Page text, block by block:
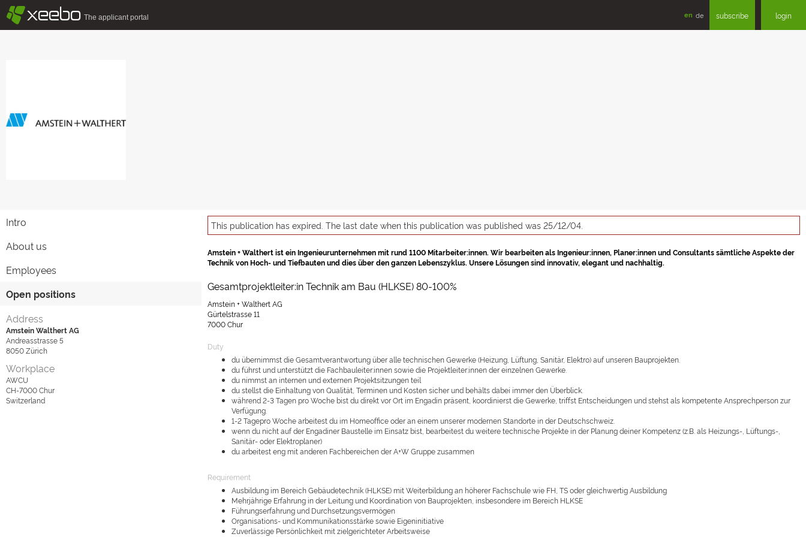
§xeebo The applicant portal en de subscribe login
Intro
About us
Employees
Open positions
Address
Amstein Walthert AG
Andreasstrasse 5
8050Zürich
Workplace
AWCU
CH-7000Chur
Switzerland
This publication has expired. The last date when this publication was published was 25/12/04.
Amstein + Walthert ist ein Ingenieurunternehmen mit rund 1100 Mitarbeiter:innen. Wir bearbeiten als Ingenieur:innen, Planer:innen und Consultants sämtliche Aspekte der
Technik von Hoch- und Tiefbauten und dies über den ganzen Lebenszyklus. Unsere Lösungen sind innovativ, elegant und nachhaltig.
Gesamtprojektleiter:in Technik am Bau (HLKSE) 80-100%
Amstein + Walthert AG
Gürtelstrasse 11
7000 Chur
Duty
du übernimmst die Gesamtverantwortung über alle technischen Gewerke (Heizung, Lüftung, Sanitär, Elektro) auf unseren Bauprojekten.
du führst und unterstützt die Fachbauleiter:innen sowie die Projektleiter:innen der einzelnen Gewerke.
du nimmst an internen und externen Projektsitzungen teil
du stellst die Einhaltung von Qualität, Terminen und Kosten sicher und behälts dabei immer den Überblick.
während 2-3 Tagen pro Woche bist du direkt vor Ort im Engadin präsent, koordinierst die Gewerke, triffst Entscheidungen und stehst als kompetente Ansprechperson zur
Verfügung.
1-2 Tagepro Woche arbeitest du im Homeoffice oder an einem unserer modernen Standorte in der Deutschschweiz.
wenn du nicht auf der Engadiner Baustelle im Einsatz bist, bearbeitest du weitere technische Projekte in der Planung deiner Kompetenz (z.B. als Heizungs-, Lüftungs-,
Sanitär- oder Elektroplaner)
du arbeitest eng mit anderen Fachbereichen der A+W Gruppe zusammen
Requirement
Ausbildung im Bereich Gebäudetechnik (HLKSE) mit Weiterbildung an höherer Fachschule wie FH, TS oder gleichwertig Ausbildung
Mehrjährige Erfahrung in der Leitung und Koordination von Bauprojekten, insbesondere im Bereich HLKSE
Führungserfahrung und Durchsetzungsvermögen
Organisations- und Kommunikationsstärke sowie Eigeninitiative
Zuverlässige Persönlichkeit mit zielgerichteter Arbeitsweise